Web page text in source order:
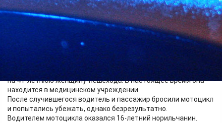
государственных номеров. Водитель ехал в мотошлеме,
однако без специальной экипировки, за его спиной
находился пассажир.
Полицейские подали мотоциклисту сигнал об остановке,
который тот проигнорировал. Автоинспекторы начали
преследование.
В попытке скрыться от сотрудников ОВД водитель, двигаясь
по городским улицам на высокой скорости, допустил наезд
на 41-летнюю женщину-пешехода. В настоящее время она
находится в медицинском учреждении.
После случившегося водитель и пассажир бросили мотоцикл
и попытались убежать, однако безрезультатно.
Водителем мотоцикла оказался 16-летний норильчанин.